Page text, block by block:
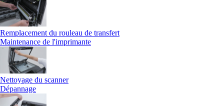
Remplacement du rouleau de transfert
Maintenance de l'imprimante
Nettoyage du scanner
Dépannage